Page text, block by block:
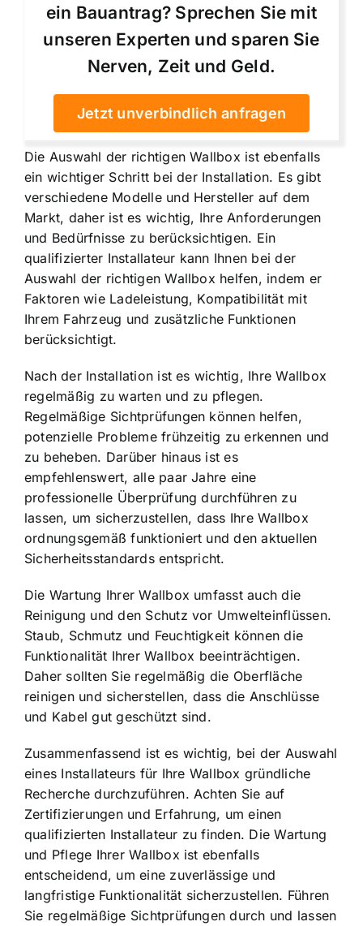
ein Bauantrag? Sprechen Sie mit
unseren Experten und sparen Sie
Nerven, Zeit und Geld.
Jetzt unverbindlich anfragen
Die Auswahl der richtigen Wallbox ist ebenfalls
ein wichtiger Schritt bei der Installation. Es gibt
verschiedene Modelle und Hersteller auf dem
Markt, daher ist es wichtig, Ihre Anforderungen
und Bedürfnisse zu berücksichtigen. Ein
qualifizierter Installateur kann Ihnen bei der
Auswahl der richtigen Wallbox helfen, indem er
Faktoren wie Ladeleistung, Kompatibilität mit
Ihrem Fahrzeug und zusätzliche Funktionen
berücksichtigt.
Nach der Installation ist es wichtig, Ihre Wallbox
regelmäßig zu warten und zu pflegen.
Regelmäßige Sichtprüfungen können helfen,
potenzielle Probleme frühzeitig zu erkennen und
zu beheben. Darüber hinaus ist es
empfehlenswert, alle paar Jahre eine
professionelle Überprüfung durchführen zu
lassen, um sicherzustellen, dass Ihre Wallbox
ordnungsgemäß funktioniert und den aktuellen
Sicherheitsstandards entspricht.
Die Wartung Ihrer Wallbox umfasst auch die
Reinigung und den Schutz vor Umwelteinflüssen.
Staub, Schmutz und Feuchtigkeit können die
Funktionalität Ihrer Wallbox beeinträchtigen.
Daher sollten Sie regelmäßig die Oberfläche
reinigen und sicherstellen, dass die Anschlüsse
und Kabel gut geschützt sind.
Zusammenfassend ist es wichtig, bei der Auswahl
eines Installateurs für Ihre Wallbox gründliche
Recherche durchzuführen. Achten Sie auf
Zertifizierungen und Erfahrung, um einen
qualifizierten Installateur zu finden. Die Wartung
und Pflege Ihrer Wallbox ist ebenfalls
entscheidend, um eine zuverlässige und
langfristige Funktionalität sicherzustellen. Führen
Sie regelmäßige Sichtprüfungen durch und lassen